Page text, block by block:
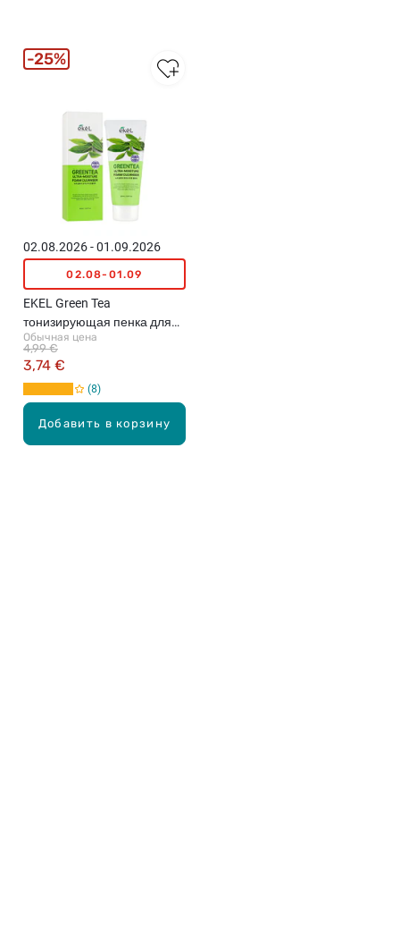
Добавить в корзину
02.08.2026 - 01.09.2026
02.08-01.09
EKEL Green Tea
тонизирующая пенка для
умывания лица, 100мл
Обычная цена
3,74 €
4,99 €
8
25%